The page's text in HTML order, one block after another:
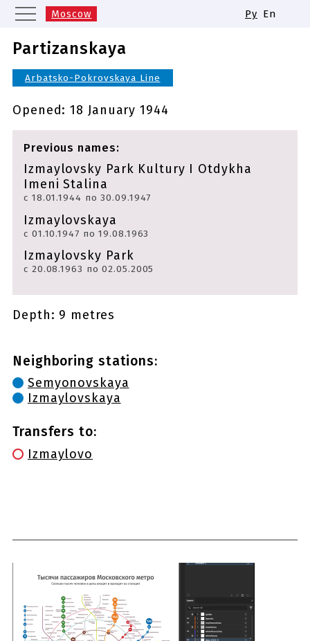
Moscow
Kazan
Nizhny Novgorod
Novosibirsk
Samara
Same names of metro stations
Ру En
Partizanskaya
Arbatsko-Pokrovskaya Line
Opened:18 January 1944
Previous names:
Izmaylovsky Park Kultury I Otdykha
Imeni Stalina
с 18.01.1944 по 30.09.1947
Izmaylovskaya
с 01.10.1947 по 19.08.1963
Izmaylovsky Park
с 20.08.1963 по 02.05.2005
Depth: 9 metres
Neighboring stations:
Semyonovskaya
Izmaylovskaya
Transfers to:
Izmaylovo